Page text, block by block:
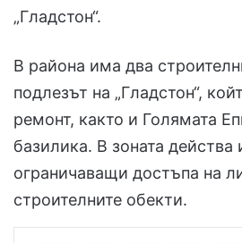
„Гладстон“.
В района има два
подлезът на „Гладстон“,
ремонт, както и Голямата
базилика. В зоната действа
ограничаващи достъпа на
строителните обекти.